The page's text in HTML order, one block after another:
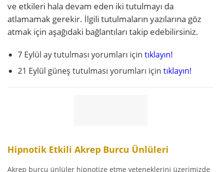
ve etkileri hala devam eden iki tutulmayı da
atlamamak gerekir. İlgili tutulmaların yazılarına göz
atmak için aşağıdaki bağlantıları takip edebilirsiniz.
7 Eylül ay tutulması yorumları için tıklayın!
21 Eylül güneş tutulması yorumları için tıklayın!
Hipnotik Etkili Akrep Burcu Ünlüleri
Akrep burcu ünlüler hipnotize etme yeteneklerini üzerimizde